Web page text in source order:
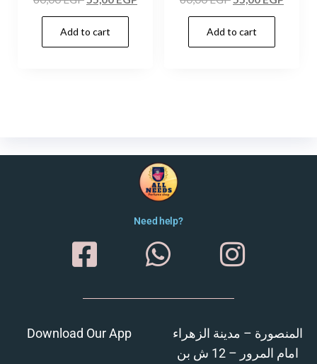
Add to cart Add to cart
Need help?
Download Our App
المنصورة – مدينة الزهراء
امام المرور – 12 ش بن